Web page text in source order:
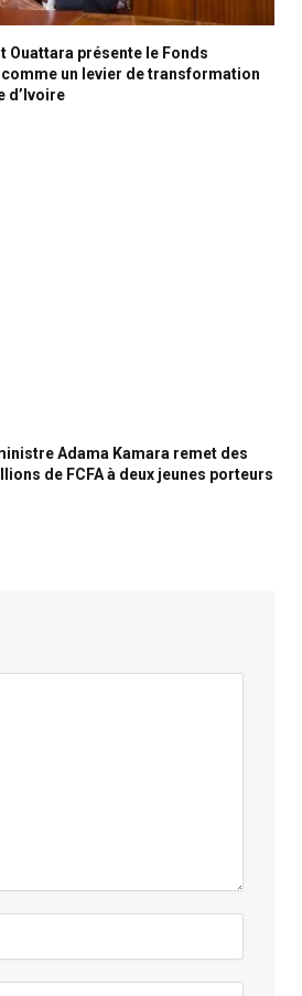
Ouattara présente le Fonds
un levier de transformation
d’Ivoire
Adama Kamara remet des
de FCFA à deux jeunes porteurs